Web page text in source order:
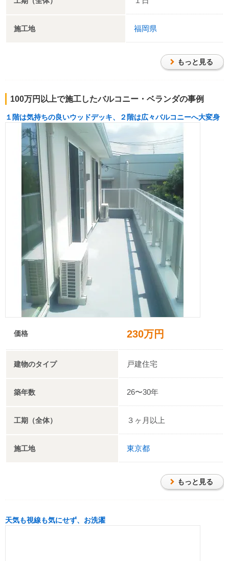
施工地 福岡県
もっと見る
100万円以上で施工したバルコニー・ベランダの事例
１階は気持ちの良いウッドデッキ、２階は広々バルコニーへ大変身
価格 230万円
建物のタイプ 戸建住宅
築年数 26〜30年
工期（全体） ３ヶ月以上
施工地 東京都
もっと見る
天気も視線も気にせず、お洗濯